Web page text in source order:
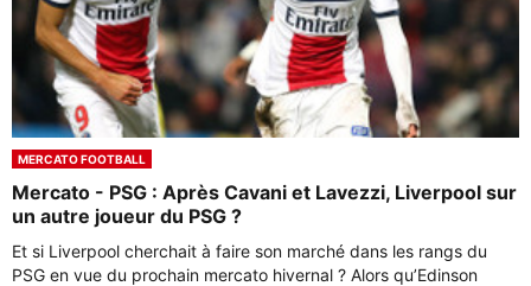
MERCATO FOOTBALL
Mercato - PSG : Après Cavani et Lavezzi, Liverpool sur
un autre joueur du PSG ?
Et si Liverpool cherchait à faire son marché dans les rangs du
PSG en vue du prochain mercato hivernal ? Alors qu’Edinson